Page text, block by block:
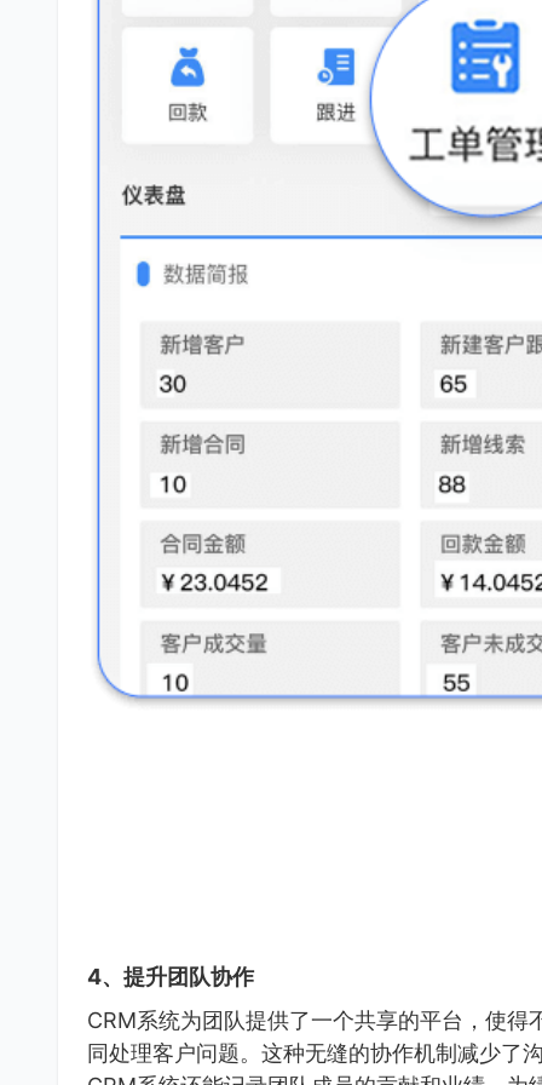
4、提升团队协作
CRM系统为团队提供了一个共享的平台，使
同处理客户问题。这种无缝的协作机制减少了